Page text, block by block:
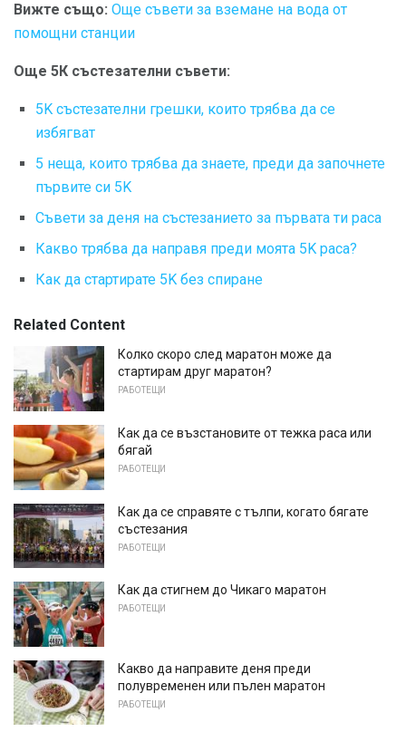
Вижте също: Още съвети за вземане на вода от
помощни станции
Още 5К състезателни съвети:
5K състезателни грешки, които трябва да се
избягват
5 неща, които трябва да знаете, преди да започнете
първите си 5K
Съвети за деня на състезанието за първата ти раса
Какво трябва да направя преди моята 5K раса?
Как да стартирате 5K без спиране
Related Content
Колко скоро след маратон може да
стартирам друг маратон?
РАБОТЕЩИ
Как да се възстановите от тежка раса или
бягай
РАБОТЕЩИ
Как да се справяте с тълпи, когато бягате
състезания
РАБОТЕЩИ
Как да стигнем до Чикаго маратон
РАБОТЕЩИ
Какво да направите деня преди
полувременен или пълен маратон
РАБОТЕЩИ